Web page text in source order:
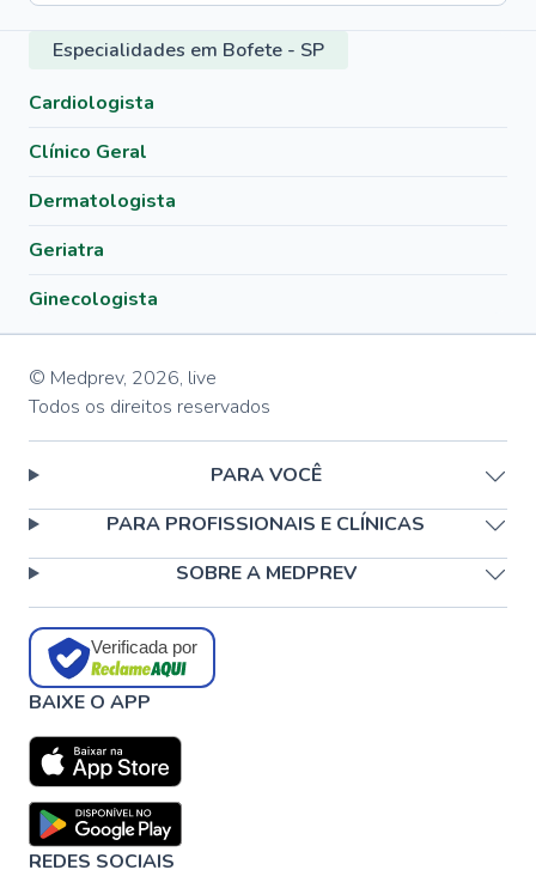
Especialidades em Bofete - SP
Cardiologista
Clínico Geral
Dermatologista
Geriatra
Ginecologista
© Medprev, 2026, live
Todos os direitos reservados
PARA VOCÊ
PARA PROFISSIONAIS E CLÍNICAS
SOBRE A MEDPREV
Verificada por
BAIXE O APP
REDES SOCIAIS